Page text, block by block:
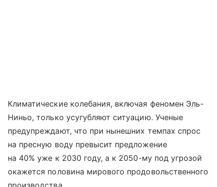
Климатические колебания, включая феномен Эль-
Ниньо, только усугубляют ситуацию. Ученые
предупреждают, что при нынешних темпах спрос
на пресную воду превысит предложение
на 40% уже к 2030 году, а к 2050-му под угрозой
окажется половина мирового продовольственного
производства.